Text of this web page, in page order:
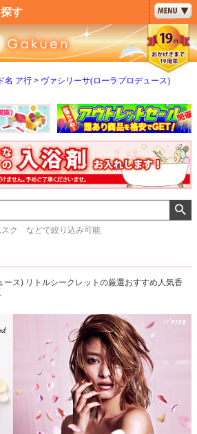
名 ア行 ヴァシリーサ(ローラプロデュース)
ク などで絞り込み可能
ース) リトルシークレットの厳選おすすめ人気香
ペー
ジト
ップ
へ
す